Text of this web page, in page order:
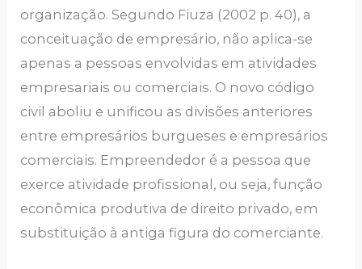
organização. Segundo Fiuza (2002 p. 40), a
conceituação de empresário, não aplica-se
apenas a pessoas envolvidas em atividades
empresariais ou comerciais. O novo código
civil aboliu e unificou as divisões anteriores
entre empresários burgueses e empresários
comerciais. Empreendedor é a pessoa que
exerce atividade profissional, ou seja, função
econômica produtiva de direito privado, em
substituição à antiga figura do comerciante.